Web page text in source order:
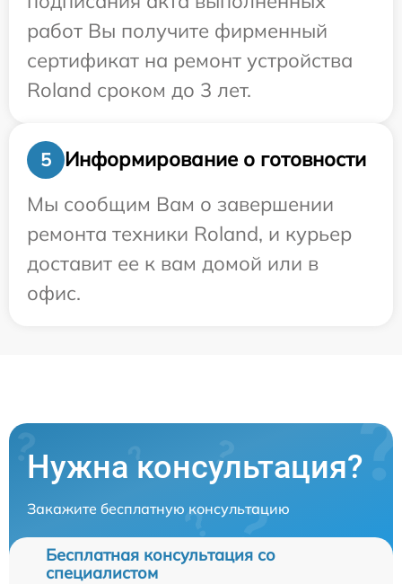
работ Вы получите фирменный
сертификат на ремонт устройства
Roland сроком до 3 лет.
5
Информирование о готовности
Мы сообщим Вам о завершении
ремонта техники Roland, и курьер
доставит ее к вам домой или в
офис.
Нужна консультация?
Закажите бесплатную консультацию
Бесплатная консультация со
специалистом